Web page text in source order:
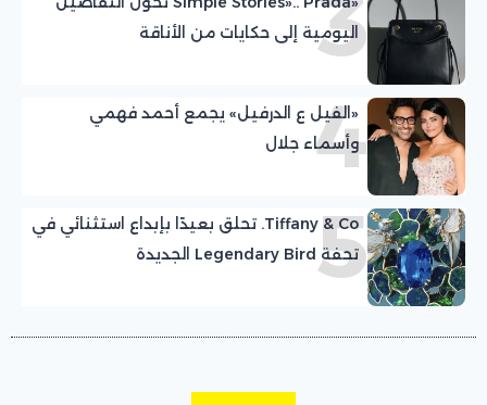
3
اليومية إلى حكايات من الأناقة
4
«الفيل ع الدرفيل» يجمع أحمد فهمي
وأسماء جلال
5
Tiffany & Co. تحلق بعيدًا بإبداع استثنائي في
تحفة Legendary Bird الجديدة